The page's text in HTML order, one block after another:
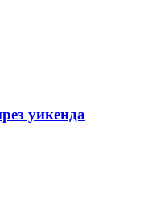
уикенда